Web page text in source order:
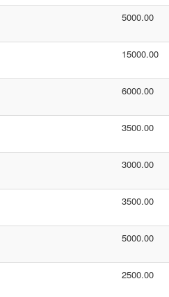
5000.00
15000.00
6000.00
3500.00
3000.00
3500.00
5000.00
2500.00